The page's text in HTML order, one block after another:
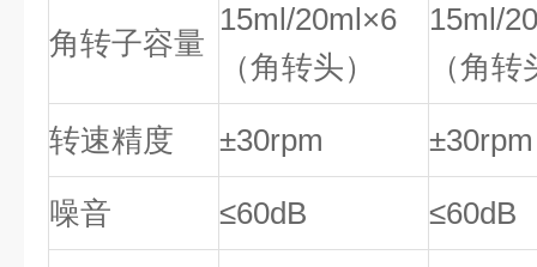
角转子容量
15ml/20ml×6
（角转头）
15ml/
（角
转速精度 ±30rpm ±30rpm
噪音 ≤60dB ≤60dB